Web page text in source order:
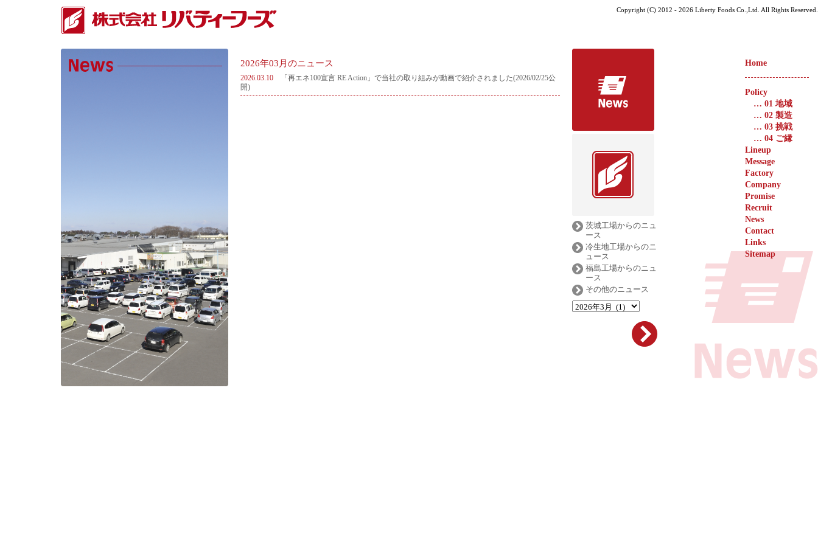
Copyright (C) 2012 - 2026 Liberty Foods Co.,Ltd. All Rights Reserved.
2026年03月のニュース
2026.03.10
「再エネ100宣言 RE Action」で当社の取り組みが動画で紹介されました(2026/02/25公
開)
茨城工場からのニュ
ース
冷生地工場からのニ
ュース
福島工場からのニュ
ース
その他のニュース
Home
Policy
… 01 地域
… 02 製造
… 03 挑戦
… 04 ご縁
Lineup
Message
Factory
Company
Promise
Recruit
News
Contact
Links
Sitemap